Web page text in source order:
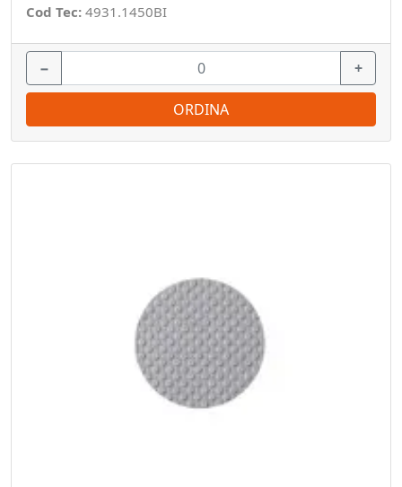
Cod Tec: 4931.1450BI
− +
ORDINA